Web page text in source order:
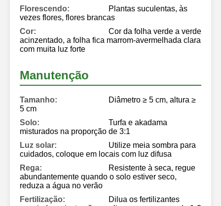
Florescendo:
Plantas suculentas, às
vezes flores, flores brancas
Cor:
Cor da folha verde a verde
acinzentado, a folha fica marrom-avermelhada clara
com muita luz forte
Manutenção
Tamanho:
Diâmetro ≥ 5 cm, altura ≥
5 cm
Solo:
Turfa e akadama
misturados na proporção de 3:1
Luz solar:
Utilize meia sombra para
cuidados, coloque em locais com luz difusa
Rega:
Resistente à seca, regue
abundantemente quando o solo estiver seco,
reduza a água no verão
Fertilização:
Dilua os fertilizantes